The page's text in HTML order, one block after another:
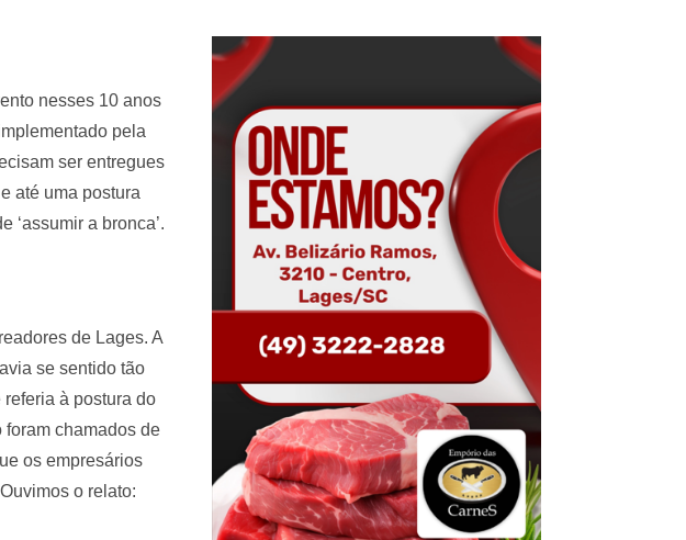
nesses 10 anos
pela
ser entregues
até uma postura
‘assumir a bronca’.
de Lages. A
se sentido tão
à postura do
foram chamados de
os empresários
o relato: